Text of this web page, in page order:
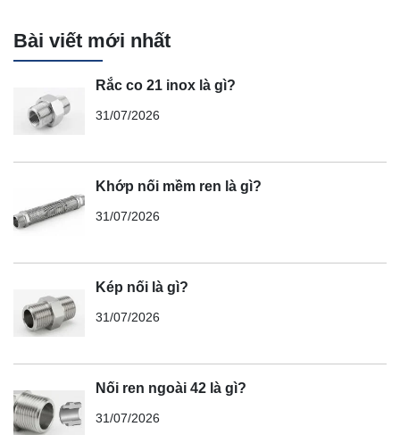
Bài viết mới nhất
Rắc co 21 inox là gì?
31/07/2026
Khớp nối mềm ren là gì?
31/07/2026
Kép nối là gì?
31/07/2026
Nối ren ngoài 42 là gì?
31/07/2026